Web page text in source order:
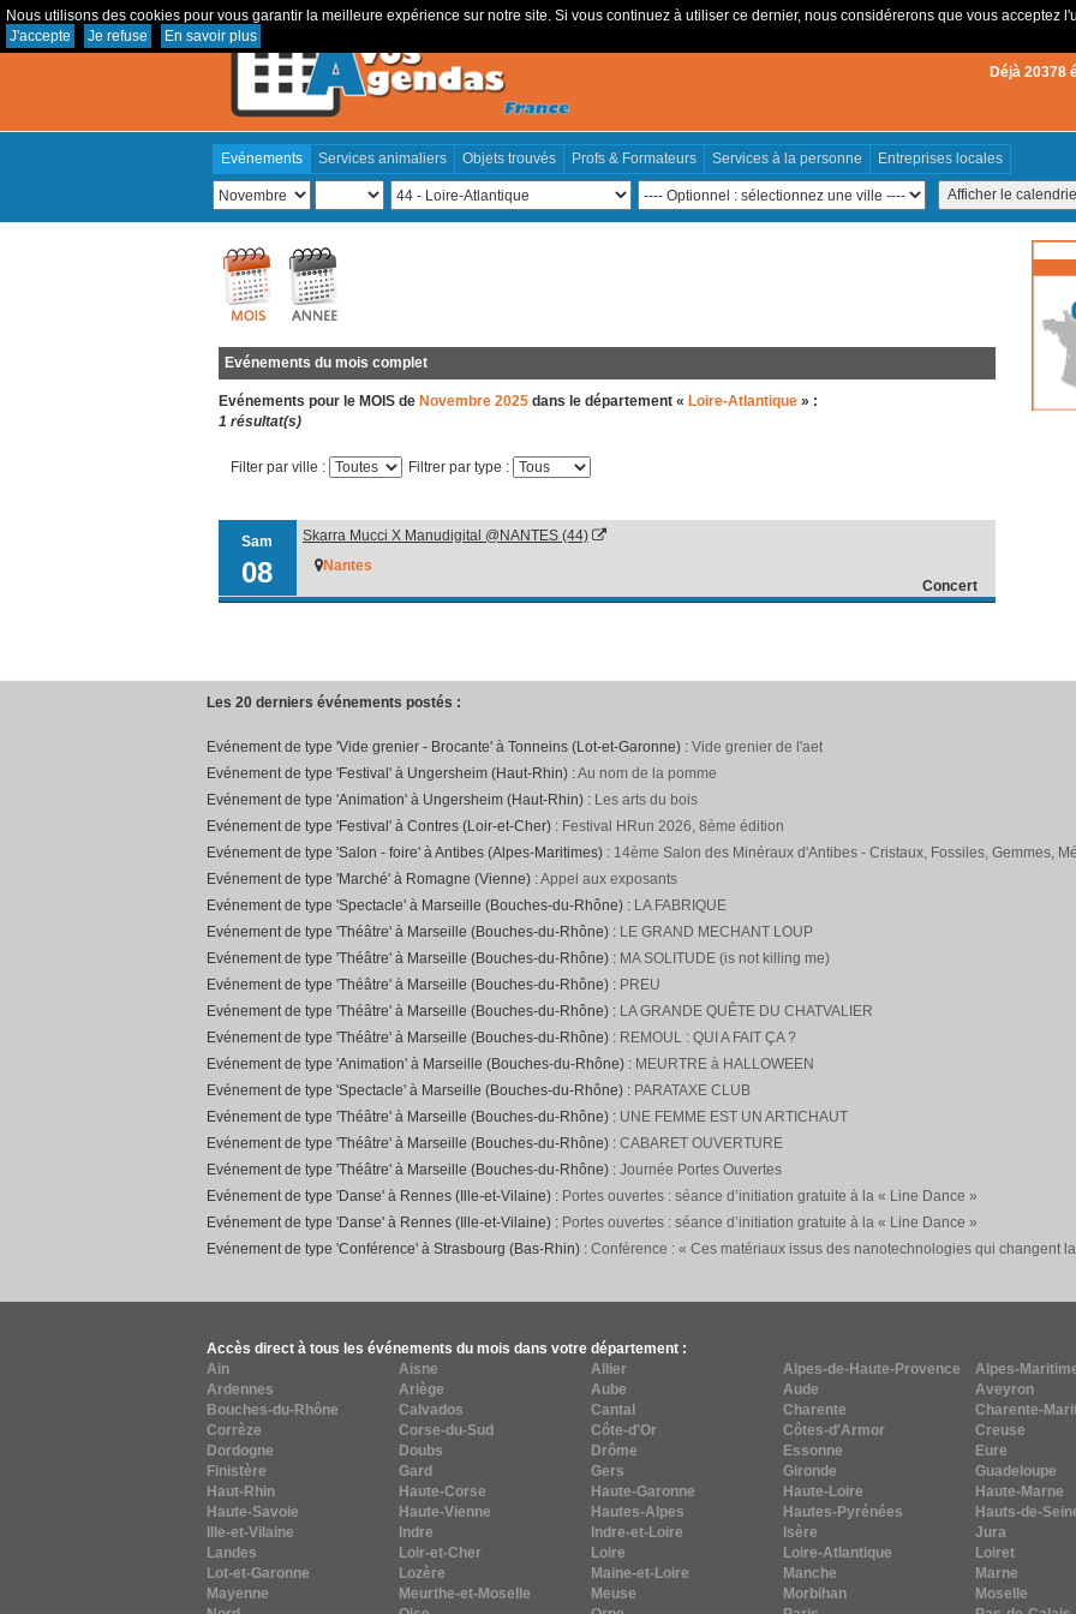
Nous utilisons des cookies pour vous garantir la meilleure expérience sur notre site. Si vous continuez à utiliser ce dernier, nous considérerons que vous acceptez
J'accepte
Je refuse En savoir plus
Déjà 20378
Evénements Services animaliers Objets trouvés Profs & Formateurs Services à la personne Entreprises locales
Evénements du mois complet
Evénements pour le MOIS de Novembre 2025 dans le département « Loire-Atlantique » :
1 résultat(s)
Filter par ville : Filtrer par type :
Sam
08
Skarra Mucci X Manudigital @NANTES (44)
Nantes
Concert
Les 20 derniers événements postés :
Evénement de type 'Vide grenier - Brocante' à Tonneins (Lot-et-Garonne) : Vide grenier de l'aet
Evénement de type 'Festival' à Ungersheim (Haut-Rhin) :Au nom de la pomme
Evénement de type 'Animation' à Ungersheim (Haut-Rhin) : Les arts du bois
Evénement de type 'Festival' à Contres (Loir-et-Cher) : Festival HRun 2026, 8ème édition
Evénement de type 'Salon - foire' à Antibes (Alpes-Maritimes) : 14ème Salon des Minéraux d'Antibes - Cristaux, Fossiles, Gemmes,
Evénement de type 'Marché' à Romagne (Vienne) :Appel aux exposants
Evénement de type 'Spectacle' à Marseille (Bouches-du-Rhône) : LA FABRIQUE
Evénement de type 'Théâtre' à Marseille (Bouches-du-Rhône) : LE GRAND MECHANT LOUP
Evénement de type 'Théâtre' à Marseille (Bouches-du-Rhône) : MA SOLITUDE (is not killing me)
Evénement de type 'Théâtre' à Marseille (Bouches-du-Rhône) : PREU
Evénement de type 'Théâtre' à Marseille (Bouches-du-Rhône) : LA GRANDE QUÊTE DU CHATVALIER
Evénement de type 'Théâtre' à Marseille (Bouches-du-Rhône) : REMOUL : QUI A FAIT ÇA ?
Evénement de type 'Animation' à Marseille (Bouches-du-Rhône) : MEURTRE à HALLOWEEN
Evénement de type 'Spectacle' à Marseille (Bouches-du-Rhône) : PARATAXE CLUB
Evénement de type 'Théâtre' à Marseille (Bouches-du-Rhône) : UNE FEMME EST UN ARTICHAUT
Evénement de type 'Théâtre' à Marseille (Bouches-du-Rhône) : CABARET OUVERTURE
Evénement de type 'Théâtre' à Marseille (Bouches-du-Rhône) : Journée Portes Ouvertes
Evénement de type 'Danse' à Rennes (Ille-et-Vilaine) : Portes ouvertes : séance d’initiation gratuite à la « Line Dance »
Evénement de type 'Danse' à Rennes (Ille-et-Vilaine) : Portes ouvertes : séance d’initiation gratuite à la « Line Dance »
Evénement de type 'Conférence' à Strasbourg (Bas-Rhin) : Conférence : « Ces matériaux issus des nanotechnologies qui changent
Accès direct à tous les événements du mois dans votre département :
Ain
Aisne Allier Alpes-de-Haute-Provence Alpes-
Ardennes
Ariège Aube Aude Aveyron
Bouches-du-Rhône
Calvados Cantal Charente Charente-
Corrèze
Corse-du-Sud Côte-d'Or Côtes-d'Armor Creuse
Dordogne
Doubs Drôme Essonne Eure
Finistère
Gard Gers Gironde Guadeloupe
Haut-Rhin
Haute-Corse Haute-Garonne Haute-Loire Haute-Marne
Haute-Savoie
Haute-Vienne Hautes-Alpes Hautes-Pyrénées Hauts-de-
Ille-et-Vilaine
Indre Indre-et-Loire Isère Jura
Landes
Loir-et-Cher Loire Loire-Atlantique Loiret
Lot-et-Garonne
Lozère Maine-et-Loire Manche Marne
Mayenne
Meurthe-et-Moselle Meuse Morbihan Moselle